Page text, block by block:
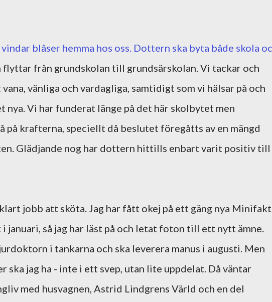
blåser hemma hos oss. Dottern ska byta både skola
flyttar från grundskolan till grundsärskolan. Vi tackar och
vänliga och vardagliga, samtidigt som vi hälsar på och
nya. Vi har funderat länge på det här skolbytet men
på krafterna, speciellt då beslutet föregåtts av en mängd
Glädjande nog har dottern hittills enbart varit positiv till
jobb att sköta. Jag har fått okej på ett gäng nya
i januari, så jag har läst på och letat foton till ett nytt ämne.
i tankarna och ska leverera manus i augusti. Men
ska jag ha - inte i ett svep, utan lite uppdelat. Då väntar
med husvagnen, Astrid Lindgrens Värld och en del